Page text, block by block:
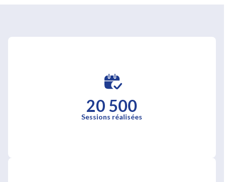
20 500
Sessions réalisées